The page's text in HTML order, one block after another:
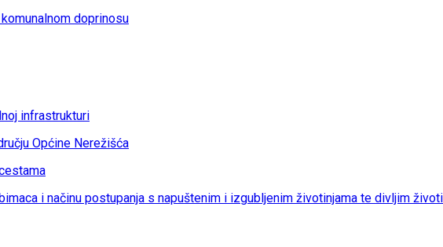
doprinosu
infrastrukturi
Općine Nerežišća
i načinu postupanja s napuštenim i izgubljenim životinjama te divljim